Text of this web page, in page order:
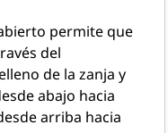
permite que
del
de la zanja y
abajo hacia
arriba hacia